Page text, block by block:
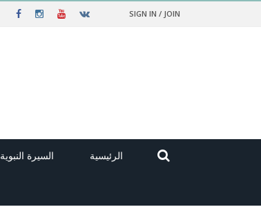
SIGN IN / JOIN
الرئيسية السيرة النبوية